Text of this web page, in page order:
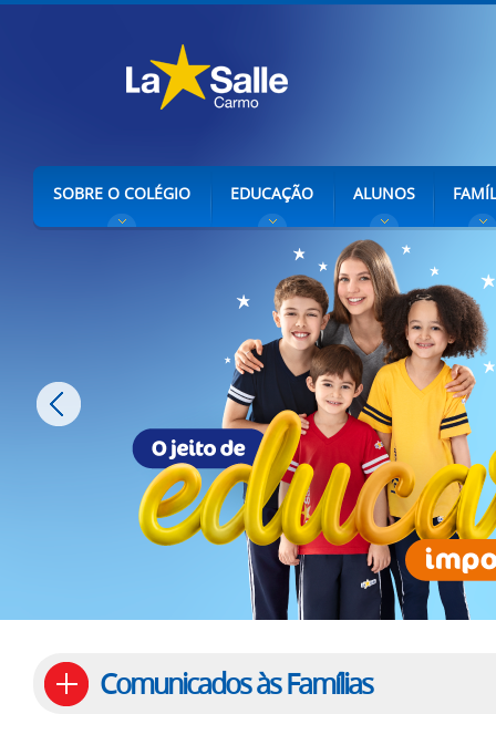
SOBRE O COLÉGIO EDUCAÇÃO ALUNOS
Comunicados às Famílias